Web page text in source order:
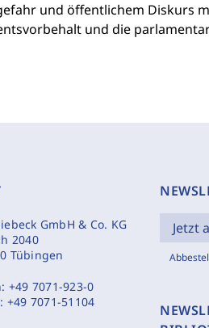
und öffentlichem Diskurs
und die
GmbH & Co. KG
2040
Tübingen
+49 7071-923-0
+49 7071-51104
Jetzt